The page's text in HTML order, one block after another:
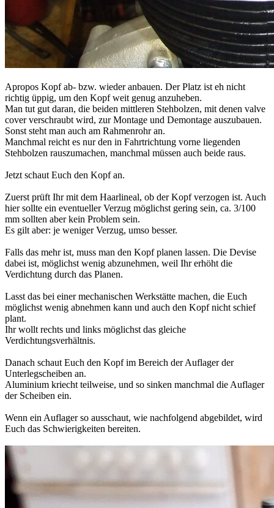
Apropos Kopf ab- bzw. wieder anbauen. Der Platz ist eh nicht
richtig üppig, um den Kopf weit genug anzuheben.
Man tut gut daran, die beiden mittleren Stehbolzen, mit denen valve
cover verschraubt wird, zur Montage und Demontage auszubauen.
Sonst steht man auch am Rahmenrohr an.
Manchmal reicht es nur den in Fahrtrichtung vorne liegenden
Stehbolzen rauszumachen, manchmal müssen auch beide raus.
Jetzt schaut Euch den Kopf an.
Zuerst prüft Ihr mit dem Haarlineal, ob der Kopf verzogen ist. Auch
hier sollte ein eventueller Verzug möglichst gering sein, ca. 3/100
mm sollten aber kein Problem sein.
Es gilt aber: je weniger Verzug, umso besser.
Falls das mehr ist, muss man den Kopf planen lassen. Die Devise
dabei ist, möglichst wenig abzunehmen, weil Ihr erhöht die
Verdichtung durch das Planen.
Lasst das bei einer mechanischen Werkstätte machen, die Euch
möglichst wenig abnehmen kann und auch den Kopf nicht schief
plant.
Ihr wollt rechts und links möglichst das gleiche
Verdichtungsverhältnis.
Danach schaut Euch den Kopf im Bereich der Auflager der
Unterlegscheiben an.
Aluminium kriecht teilweise, und so sinken manchmal die Auflager
der Scheiben ein.
Wenn ein Auflager so ausschaut, wie nachfolgend abgebildet, wird
Euch das Schwierigkeiten bereiten.